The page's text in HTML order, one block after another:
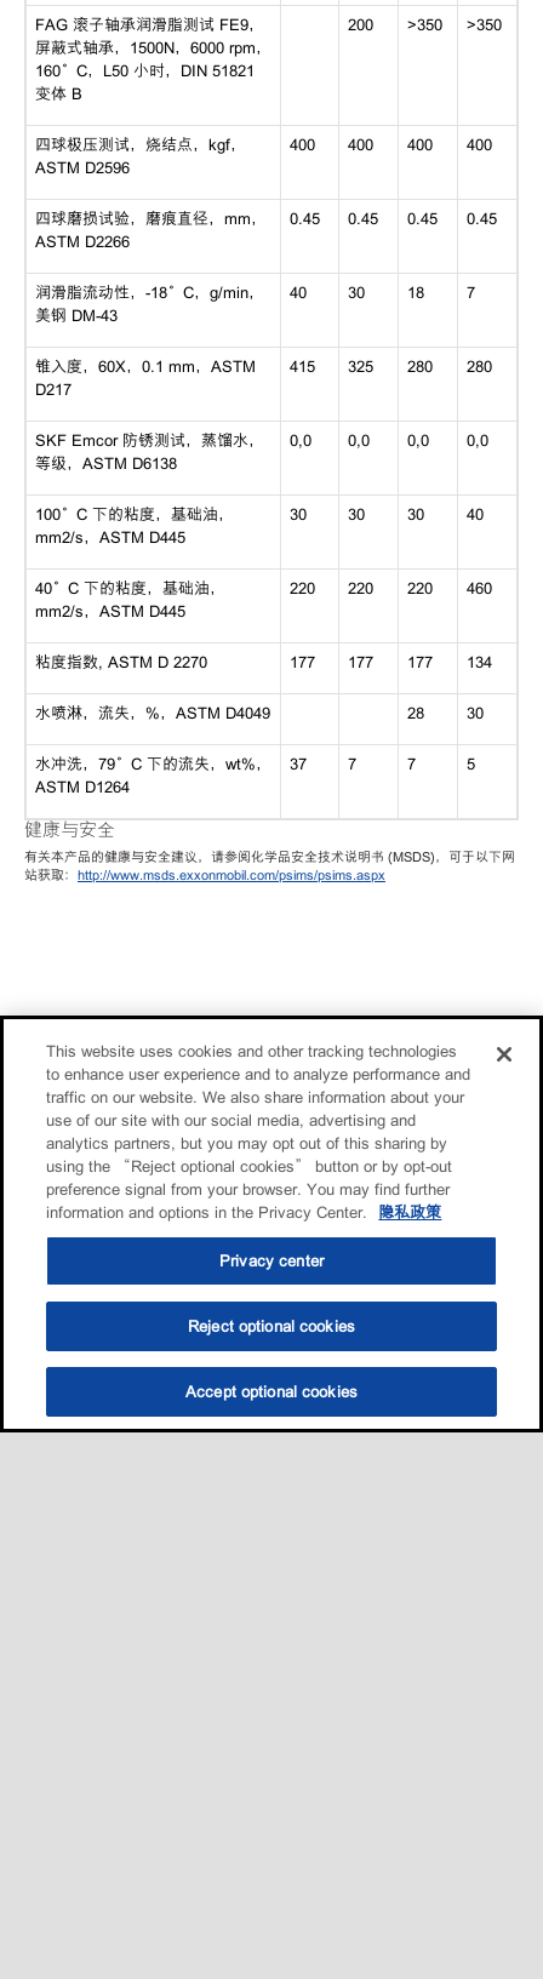
选油助手 查找门店
FAG 滚子轴承润滑脂测试 FE9，
屏蔽式轴承，1500N，6000 rpm，
160°C，L50 小时，DIN 51821
变体 B
200 >350 >350
四球极压测试，烧结点，kgf，
ASTM D2596
400 400 400 400
四球磨损试验，磨痕直径，mm，
ASTM D2266
0.45 0.45 0.45 0.45
润滑脂流动性，-18°C，g/min，
美钢 DM-43
40 30 18 7
锥入度，60X，0.1 mm，ASTM
D217
415 325 280 280
SKF Emcor 防锈测试，蒸馏水，
等级，ASTM D6138
0,0 0,0 0,0 0,0
100°C 下的粘度，基础油，
mm2/s，ASTM D445
30 30 30 40
40°C 下的粘度，基础油，
mm2/s，ASTM D445
220 220 220 460
粘度指数, ASTM D 2270 177 177 177 134
水喷淋，流失，%，ASTM D4049 28 30
水冲洗，79°C 下的流失，wt%，
ASTM D1264
37 7 7 5
健康与安全
有关本产品的健康与安全建议，请参阅化学品安全技术说明书 (MSDS)，可于以下网
站获取： http://www.msds.exxonmobil.com/psims/psims.aspx
This website uses cookies and other tracking technologies
to enhance user experience and to analyze performance and
traffic on our website. We also share information about your
use of our site with our social media, advertising and
analytics partners, but you may opt out of this sharing by
using the “Reject optional cookies” button or by opt-out
preference signal from your browser. You may find further
information and options in the Privacy Center.
隐私政策
Privacy center
Reject optional cookies
Accept optional cookies